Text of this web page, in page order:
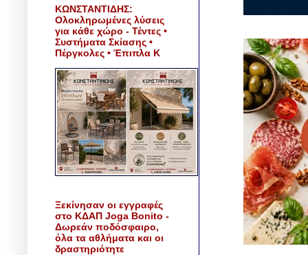
ΚΩΝΣΤΑΝΤΙΔΗΣ:
Ολοκληρωμένες λύσεις
για κάθε χώρο - Τέντες •
Συστήματα Σκίασης •
Πέργκολες • Έπιπλα Κ
Ξεκίνησαν οι εγγραφές
στο ΚΔΑΠ Joga Bonito -
Δωρεάν ποδόσφαιρο,
όλα τα αθλήματα και οι
δραστηριότητε